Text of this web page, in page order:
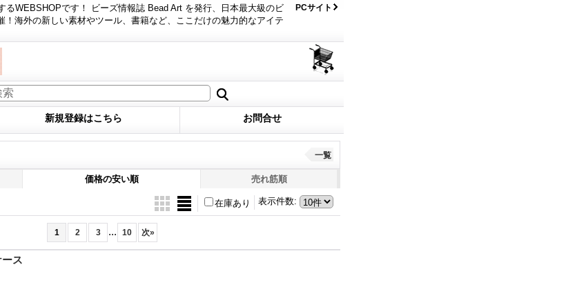
るWEBSHOPです！ ビーズ情報誌 Bead Art を発行、日本最大級のビ
！海外の新しい素材やツール、書籍など、ここだけの魅力的なアイテ
PCサイト
新規登録はこちら お問合せ
一覧
価格の安い順 売れ筋順
表示件数:
在庫あり
1 2 3 ... 10 次»
ス